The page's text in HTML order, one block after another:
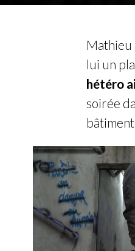
Mathieu
lui un
hétéro
soirée